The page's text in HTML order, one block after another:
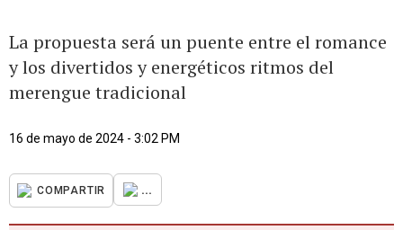
La propuesta será un puente entre el romance
y los divertidos y energéticos ritmos del
merengue tradicional
16 de mayo de 2024 - 3:02 PM
COMPARTIR ...